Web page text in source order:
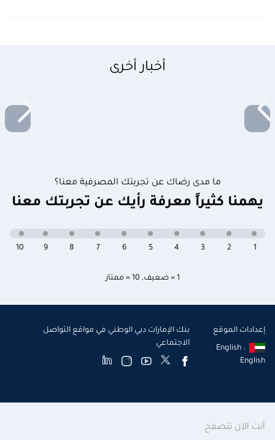
أخبار أخرى
ما مدى رضاك عن تجربتك المصرفية معنا؟
يهمنا كثيراً معرفة رأيك عن تجربتك معنا
1 = ضعيف , 10 = ممتاز
10 9 8 7 6 5 4 3 2 1
إعدادات الموقع
English :
English
بنك الإمارات دبي الوطني في مواقع التواصل
الاجتماعي
أنت الآن تتصفح